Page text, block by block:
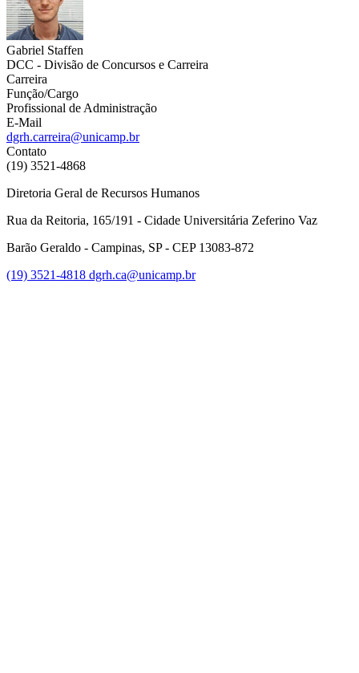
Gabriel Staffen
DCC - Divisão de Concursos e Carreira
Carreira
Função/Cargo
Profissional de Administração
E-Mail
dgrh.carreira@unicamp.br
Contato
(19) 3521-4868
Diretoria Geral de Recursos Humanos
Rua da Reitoria, 165/191 - Cidade Universitária Zeferino Vaz
Barão Geraldo - Campinas, SP - CEP 13083-872
(19) 3521-4818 dgrh.ca@unicamp.br